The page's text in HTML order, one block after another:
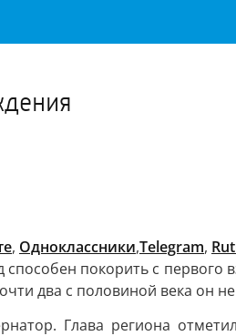
, Одноклассники,Telegram,
покорить с
два с половиной века он
Глава региона